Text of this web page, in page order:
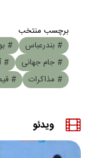
برچسب منتخب
# بندرعباس
#
# جام جهانی
#
# مذاکرات
#
ویدئو